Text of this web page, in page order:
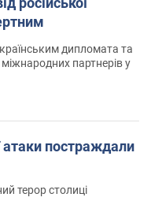
дипломата та
партнерів у
атаки постраждали
терор столиці